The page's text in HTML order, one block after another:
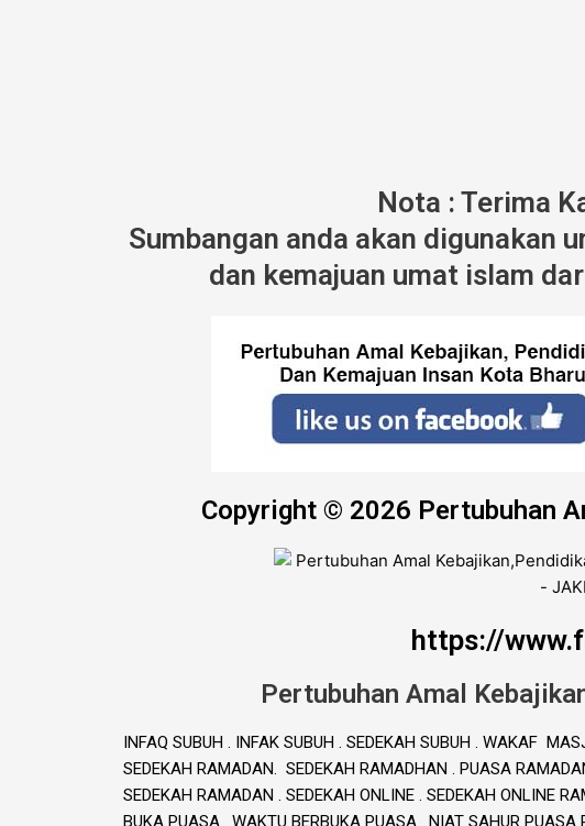
Nota : Terima
Sumbangan anda akan digunakan
dan kemajuan umat islam
Copyright © 2026 Pertubuhan
https://
Pertubuhan Amal
INFAQ SUBUH . INFAK SUBUH . SEDEKAH SUBUH . WAKAF
SEDEKAH RAMADAN. SEDEKAH RAMADHAN . PUASA
SEDEKAH RAMADAN . SEDEKAH ONLINE . SEDEKAH ONLINE
BUKA PUASA . WAKTU BERBUKA PUASA . NIAT SAHUR